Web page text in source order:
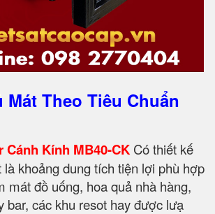
Mát Theo Tiêu Chuẩn
Cánh Kính MB40-CK Có thiết kế
khoảng dung tích tiện lợi phù hợp
mát đồ uống, hoa quả nhà hàng,
bar, các khu resot hay được lưạ